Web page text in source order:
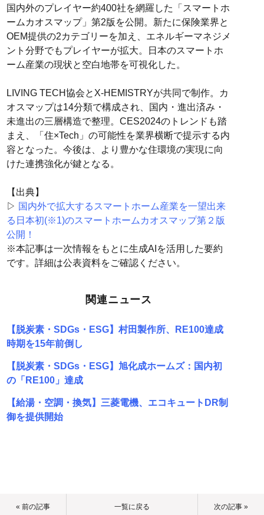
国内外のプレイヤー約400社を網羅した「スマートホ
ームカオスマップ」第2版を公開。新たに保険業界と
OEM提供の2カテゴリーを加え、エネルギーマネジメ
ント分野でもプレイヤーが拡大。日本のスマートホ
ーム産業の現状と空白地帯を可視化した。
LIVING TECH協会とX-HEMISTRYが共同で制作。カ
オスマップは14分類で構成され、国内・進出済み・
未進出の三層構造で整理。CES2024のトレンドも踏
まえ、「住×Tech」の可能性を業界横断で提示する内
容となった。今後は、より豊かな住環境の実現に向
けた連携強化が鍵となる。
【出典】
▷ 国内外で拡大するスマートホーム産業を一望出来
る日本初(※1)のスマートホームカオスマップ第２版
公開！
※本記事は一次情報をもとに生成AIを活用した要約
です。詳細は公表資料をご確認ください。
関連ニュース
【脱炭素・SDGs・ESG】村田製作所、RE100達成
時期を15年前倒し
【脱炭素・SDGs・ESG】旭化成ホームズ：国内初
の「RE100」達成
【給湯・空調・換気】三菱電機、エコキュートDR制
御を提供開始
« 前の記事 一覧に戻る 次の記事 »